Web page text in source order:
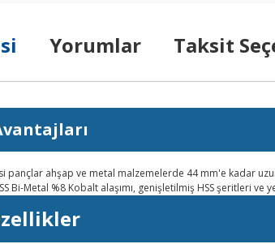
Yorumlar Taksit
pançlar ahşap ve metal malzemelerde 44 mm'e kadar
Bi-Metal %8 Kobalt alaşımı, genişletilmiş HSS şeritleri